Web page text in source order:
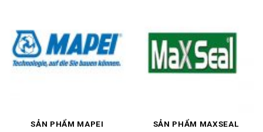
SẢN PHẨM MAPEI SẢN PHẨM MAXSEAL